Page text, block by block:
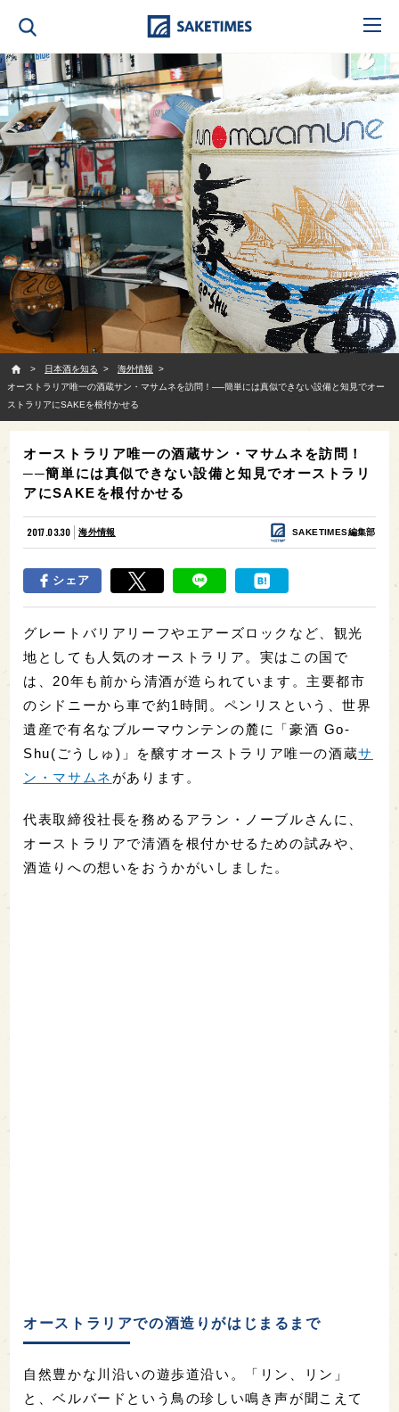
日本酒を知る
海外情報
オーストラリア唯一の酒蔵サン・マサムネを訪問！──簡単には真似できない設備と知見でオー
ストラリアにSAKEを根付かせる
オーストラリア唯一の酒蔵サン・マサムネを訪問！
──簡単には真似できない設備と知見でオーストラリ
アにSAKEを根付かせる
2017.03.30 海外情報 SAKETIMES編集部
シェア
グレートバリアリーフやエアーズロックなど、観光
地としても人気のオーストラリア。実はこの国で
は、20年も前から清酒が造られています。主要都市
のシドニーから車で約1時間。ペンリスという、世界
遺産で有名なブルーマウンテンの麓に「豪酒 Go-
Shu(ごうしゅ)」を醸すオーストラリア唯一の酒蔵サ
ン・マサムネ があります。
代表取締役社長を務めるアラン・ノーブルさんに、
オーストラリアで清酒を根付かせるための試みや、
酒造りへの想いをおうかがいしました。
オーストラリアでの酒造りがはじまるまで
自然豊かな川沿いの遊歩道沿い。「リン、リン」
と、ベルバードという鳥の珍しい鳴き声が聞こえて